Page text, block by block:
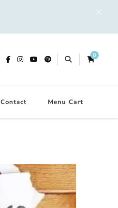
0
Contact Menu Cart